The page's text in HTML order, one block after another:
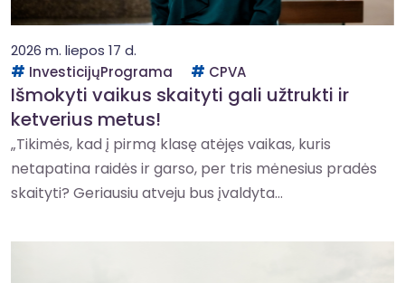
2026 m. liepos 17 d.
InvesticijųPrograma
CPVA
Išmokyti vaikus skaityti gali užtrukti ir
ketverius metus!
„Tikimės, kad į pirmą klasę atėjęs vaikas, kuris
netapatina raidės ir garso, per tris mėnesius pradės
skaityti? Geriausiu atveju bus įvaldyta...